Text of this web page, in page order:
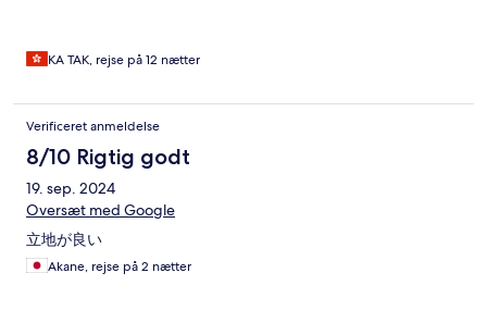
KA TAK, rejse på 12 nætter
Verificeret anmeldelse
8/10 Rigtig godt
19. sep. 2024
Oversæt med Google
立地が良い
Akane, rejse på 2 nætter